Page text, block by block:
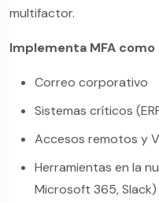
multifactor.
Implementa MFA
Correo corporativo
Sistemas críticos
Accesos remotos y
Herramientas en la
Microsoft 365, Slack)